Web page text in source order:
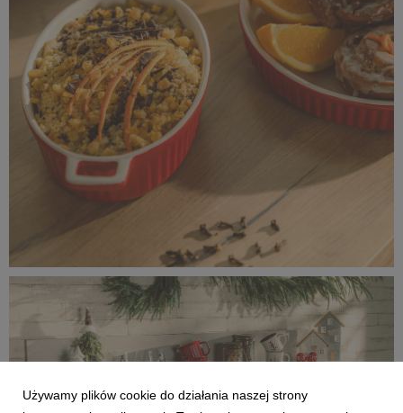
IMG_8782 kopia.jpg
12,1 MB
Używamy plików cookie do działania naszej strony